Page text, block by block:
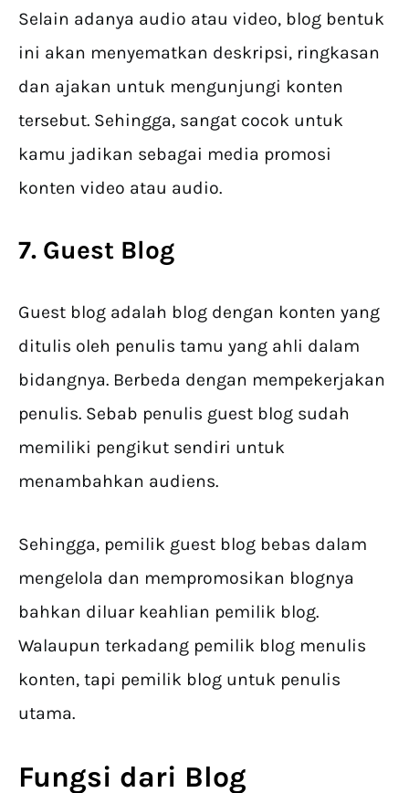
Selain adanya audio atau video, blog bentuk
ini akan menyematkan deskripsi, ringkasan
dan ajakan untuk mengunjungi konten
tersebut. Sehingga, sangat cocok untuk
kamu jadikan sebagai media promosi
konten video atau audio.
7. Guest Blog
Guest blog adalah blog dengan konten yang
ditulis oleh penulis tamu yang ahli dalam
bidangnya. Berbeda dengan mempekerjakan
penulis. Sebab penulis guest blog sudah
memiliki pengikut sendiri untuk
menambahkan audiens.
Sehingga, pemilik guest blog bebas dalam
mengelola dan mempromosikan blognya
bahkan diluar keahlian pemilik blog.
Walaupun terkadang pemilik blog menulis
konten, tapi pemilik blog untuk penulis
utama.
Fungsi dari Blog